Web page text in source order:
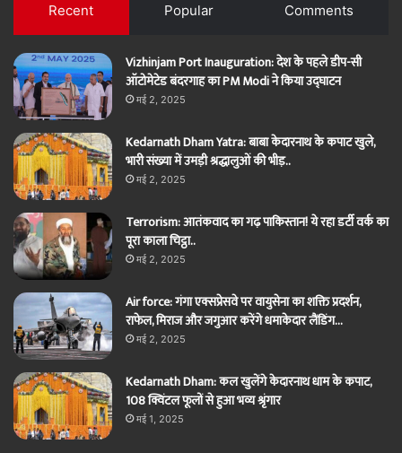
Recent Popular Comments
Vizhinjam Port Inauguration: देश के पहले डीप-सी
ऑटोमेटेड बंदरगाह का PM Modi ने किया उद्घाटन
मई 2, 2025
Kedarnath Dham Yatra: बाबा केदारनाथ के कपाट खुले,
भारी संख्या में उमड़ी श्रद्धालुओं की भीड़..
मई 2, 2025
Terrorism: आतंकवाद का गढ़ पाकिस्तान! ये रहा डर्टी वर्क का
पूरा काला चिट्ठा..
मई 2, 2025
Air force: गंगा एक्सप्रेसवे पर वायुसेना का शक्ति प्रदर्शन,
राफेल, मिराज और जगुआर करेंगे धमाकेदार लैंडिंग…
मई 2, 2025
Kedarnath Dham: कल खुलेंगे केदारनाथ धाम के कपाट,
108 क्विंटल फूलों से हुआ भव्य श्रृंगार
मई 1, 2025